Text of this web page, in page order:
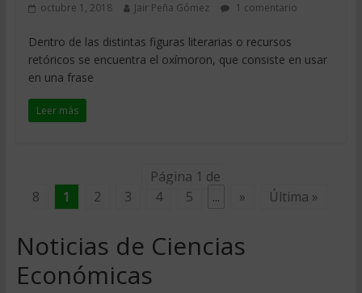
octubre 1, 2018 Jair Peña Gómez 1 comentario
Dentro de las distintas figuras literarias o recursos
retóricos se encuentra el oxímoron, que consiste en usar
en una frase
Leer más
Página 1 de
8
1 2 3 4 5 ... » Última »
Noticias de Ciencias
Económicas